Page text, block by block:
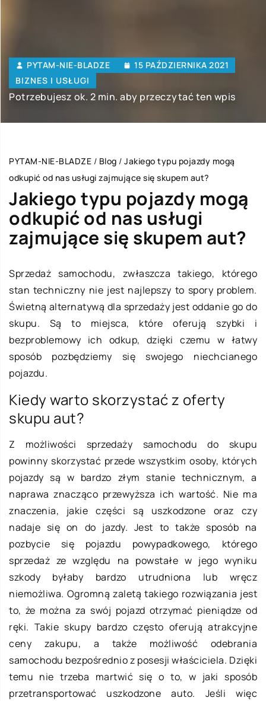
PYTAM-NIE-BLADZE
15 PAŹDZIERNIKA 2021
BIZNES I USŁUGI
Potrzebujesz ok. 2 min. aby przeczytać ten wpis
PYTAM-NIE-BLADZE / Blog / Jakiego typu pojazdy mogą
odkupić od nas usługi zajmujące się skupem aut?
Jakiego typu pojazdy mogą
odkupić od nas usługi
zajmujące się skupem aut?
Sprzedaż samochodu, zwłaszcza takiego, którego
stan techniczny nie jest najlepszy to spory problem.
Świetną alternatywą dla sprzedaży jest oddanie go do
skupu. Są to miejsca, które oferują szybki i
bezproblemowy ich odkup, dzięki czemu w łatwy
sposób pozbędziemy się swojego niechcianego
pojazdu.
Kiedy warto skorzystać z oferty
skupu aut?
Z możliwości sprzedaży samochodu do skupu
powinny skorzystać przede wszystkim osoby, których
pojazdy są w bardzo złym stanie technicznym, a
naprawa znacząco przewyższa ich wartość. Nie ma
znaczenia, jakie części są uszkodzone oraz czy
nadaje się on do jazdy. Jest to także sposób na
pozbycie się pojazdu powypadkowego, którego
sprzedaż ze względu na powstałe w jego wyniku
szkody byłaby bardzo utrudniona lub wręcz
niemożliwa. Ogromną zaletą takiego rozwiązania jest
to, że można za swój pojazd otrzymać pieniądze od
ręki. Takie skupy bardzo często oferują atrakcyjne
ceny zakupu, a także możliwość odebrania
samochodu bezpośrednio z posesji właściciela. Dzięki
temu nie trzeba martwić się o to, w jaki sposób
przetransportować uszkodzone auto. Jeśli więc